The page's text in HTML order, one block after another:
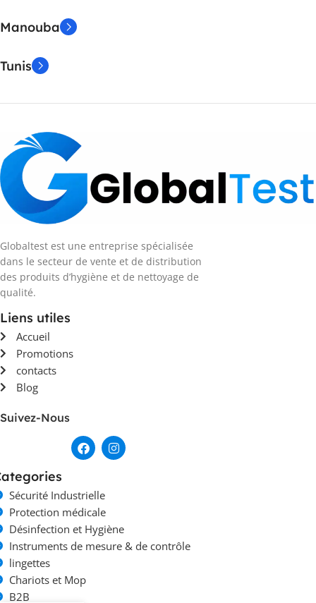
Manouba
Tunis
Globaltest est une entreprise spécialisée
dans le secteur de vente et de distribution
des produits d’hygiène et de nettoyage de
qualité.
Liens utiles
Accueil
Promotions
contacts
Blog
Suivez-Nous
Sécurité Industrielle
Protection médicale
Désinfection et Hygiène
Instruments de mesure & de contrôle
lingettes
Chariots et Mop
B2B